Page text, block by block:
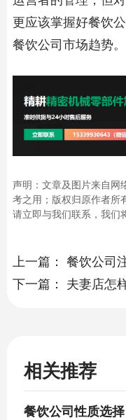
更应该掌握好餐饮
餐饮公司市场趋势。
声明：文章及图片来自网
考之用；版权归原作者所
请立即与我们联系，我们
上一篇： 餐饮公司
下一篇： 夫妻店怎
相关推荐
餐饮公司性质选